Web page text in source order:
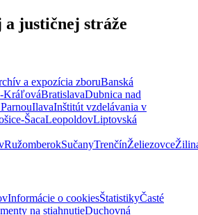
a justičnej stráže
a expozícia zboruBanská
KráľováBratislavaDubnica nad
IlavaInštitút vzdelávania v
ŠacaLeopoldovLiptovská
RužomberokSučanyTrenčínŽeliezovce
Informácie o cookiesŠtatistikyČasté
na stiahnutieDuchovná